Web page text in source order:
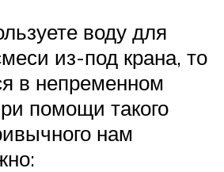
воду для
из-под крана, то
в непременном
помощи такого
нам